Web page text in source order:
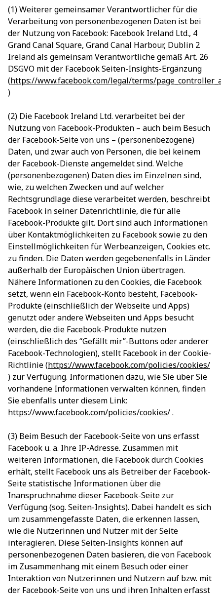
(1) Weiterer gemeinsamer Verantwortlicher für die
Verarbeitung von personenbezogenen Daten ist bei
der Nutzung von Facebook: Facebook Ireland Ltd., 4
Grand Canal Square, Grand Canal Harbour, Dublin 2
Ireland als gemeinsam Verantwortliche gemäß Art. 26
DSGVO mit der Facebook Seiten-Insights-Ergänzung
(https://www.facebook.com/legal/terms/
)
(2) Die Facebook Ireland Ltd. verarbeitet bei der
Nutzung von Facebook-Produkten – auch beim Besuch
der Facebook-Seite von uns – (personenbezogene)
Daten, und zwar auch von Personen, die bei keinem
der Facebook-Dienste angemeldet sind. Welche
(personenbezogenen) Daten dies im Einzelnen sind,
wie, zu welchen Zwecken und auf welcher
Rechtsgrundlage diese verarbeitet werden, beschreibt
Facebook in seiner Datenrichtlinie, die für alle
Facebook-Produkte gilt. Dort sind auch Informationen
über Kontaktmöglichkeiten zu Facebook sowie zu den
Einstellmöglichkeiten für Werbeanzeigen, Cookies etc.
zu finden. Die Daten werden gegebenenfalls in Länder
außerhalb der Europäischen Union übertragen.
Nähere Informationen zu den Cookies, die Facebook
setzt, wenn ein Facebook-Konto besteht, Facebook-
Produkte (einschließlich der Webseite und Apps)
genutzt oder andere Webseiten und Apps besucht
werden, die die Facebook-Produkte nutzen
(einschließlich des “Gefällt mir”-Buttons oder anderer
Facebook-Technologien), stellt Facebook in der Cookie-
Richtlinie (https://www.facebook.com/policies/cookies/
) zur Verfügung. Informationen dazu, wie Sie über Sie
vorhandene Informationen verwalten können, finden
Sie ebenfalls unter diesem Link:
https://www.facebook.com/policies/cookies/.
(3) Beim Besuch der Facebook-Seite von uns erfasst
Facebook u. a. Ihre IP-Adresse. Zusammen mit
weiteren Informationen, die Facebook durch Cookies
erhält, stellt Facebook uns als Betreiber der Facebook-
Seite statistische Informationen über die
Inanspruchnahme dieser Facebook-Seite zur
Verfügung (sog. Seiten-Insights). Dabei handelt es sich
um zusammengefasste Daten, die erkennen lassen,
wie die Nutzerinnen und Nutzer mit der Seite
interagieren. Diese Seiten-Insights können auf
personenbezogenen Daten basieren, die von Facebook
im Zusammenhang mit einem Besuch oder einer
Interaktion von Nutzerinnen und Nutzern auf bzw. mit
der Facebook-Seite von uns und ihren Inhalten erfasst